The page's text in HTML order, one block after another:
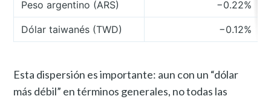
Peso argentino (ARS) −0.22%
Dólar taiwanés (TWD) −0.12%
Esta dispersión es importante: aun con un “dólar
más débil” en términos generales, no todas las